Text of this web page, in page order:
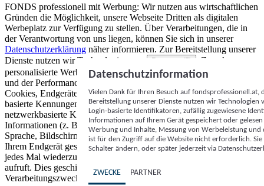
FONDS professionell mit Werbung: Wir nutzen aus wirtschaftlichen
Gründen die Möglichkeit, unsere Webseite Dritten als digitalen
Werbeplatz zur Verfügung zu stellen. Über Verarbeitungen, die in
der Verantwortung von uns liegen, können Sie sich in unserer
Datenschutzerklärung näher informieren. Zur Bereitstellung unserer
Dienste nutzen wir Technologien von
Partnern (5)
. Zwecke:
personalisierte Werbung und Inhalte, Messung von Werbeleistung
und der Performance von Inhalten sowie Zielgruppenforschung.
Cookies, Endgeräte- oder ähnliche Online-Kennungen (z. B. login-
basierte Kennungen, zufällig generierte Kennungen,
netzwerkbasierte Kennungen) können zusammen mit anderen
Informationen (z. B. Browsertyp und Browserinformationen,
Sprache, Bildschirmgröße, unterstützte Technologien usw.) auf
Ihrem Endgerät gespeichert oder von dort ausgelesen werden, um es
jedes Mal wiederzuerkennen, wenn es eine App oder einer Webseite
aufruft. Dies geschieht für einen oder mehrere der hier aufgeführten
Verarbeitungszwecke.
Datenschutzinformation
Vielen Dank für Ihren Besuch auf
Bereitstellung unserer Dienste nutzen wir Technologien
Login-basierte Identifikatoren, zufällig zugewiesene
Informationen auf Ihrem Gerät gespeichert oder
Werbung und Inhalte, Messung von Werbeleistung
ist für den Zugriff auf die Website nicht erforderlich.
Schalter ändern, oder später jederzeit via
ZWECKE PARTNER